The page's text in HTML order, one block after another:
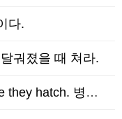
다.
궈졌을 때 쳐라.
병아리가 …